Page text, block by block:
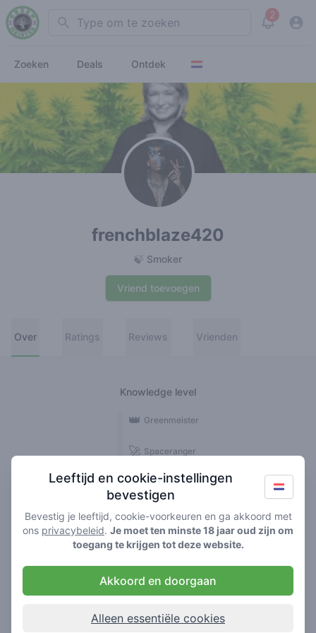
Search 2
View
Zoeken Deals Ontdek
frenchblaze420
🍃 Smoker
Vriend toevoegen
Over Ratings Reviews Vrienden
Knowledge level
🍃 Smoker
🌱 Roller
🥦 Stoner
🚀 Spaceranger
👑 Greenmeister
Reviews
Leeftijd en cookie-instellingen
bevestigen
Bevestig je leeftijd, cookie-voorkeuren en ga akkoord met
ons privacybeleid. Je moet ten minste 18 jaar oud zijn om
toegang te krijgen tot deze website.
Akkoord en doorgaan
Alleen essentiële cookies